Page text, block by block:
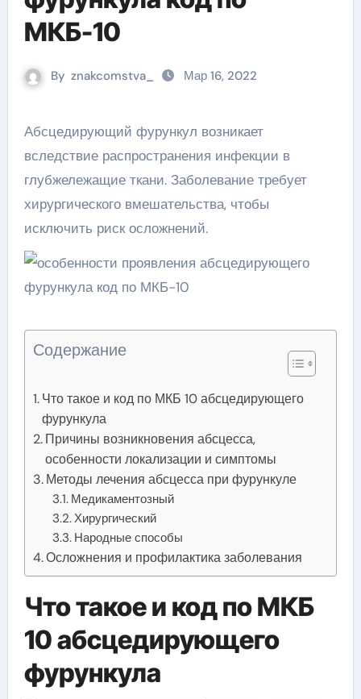
МКБ-10
By znakcomstva_ Мар 16, 2022
Абсцедирующий фурункул возникает
вследствие распространения инфекции в
глубжележащие ткани. Заболевание требует
хирургического вмешательства, чтобы
исключить риск осложнений.
Содержание
Что такое и код по МКБ 10 абсцедирующего
фурункула
Причины возникновения абсцесса,
особенности локализации и симптомы
Методы лечения абсцесса при фурункуле
Медикаментозный
Хирургический
Народные способы
Осложнения и профилактика заболевания
Что такое и код по МКБ
10 абсцедирующего
фурункула